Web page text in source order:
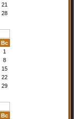
21
28
Вс
1
8
15
22
29
Вс